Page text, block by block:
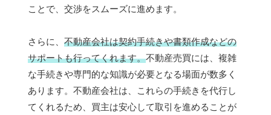
ことで、交渉をスムーズに進めます。
さらに、 不動産会社は契約手続きや書類作成などの
サポートも行ってくれます。不動産売買には、複雑
な手続きや専門的な知識が必要となる場面が数多く
あります。不動産会社は、これらの手続きを代行し
てくれるため、買主は安心して取引を進めることが